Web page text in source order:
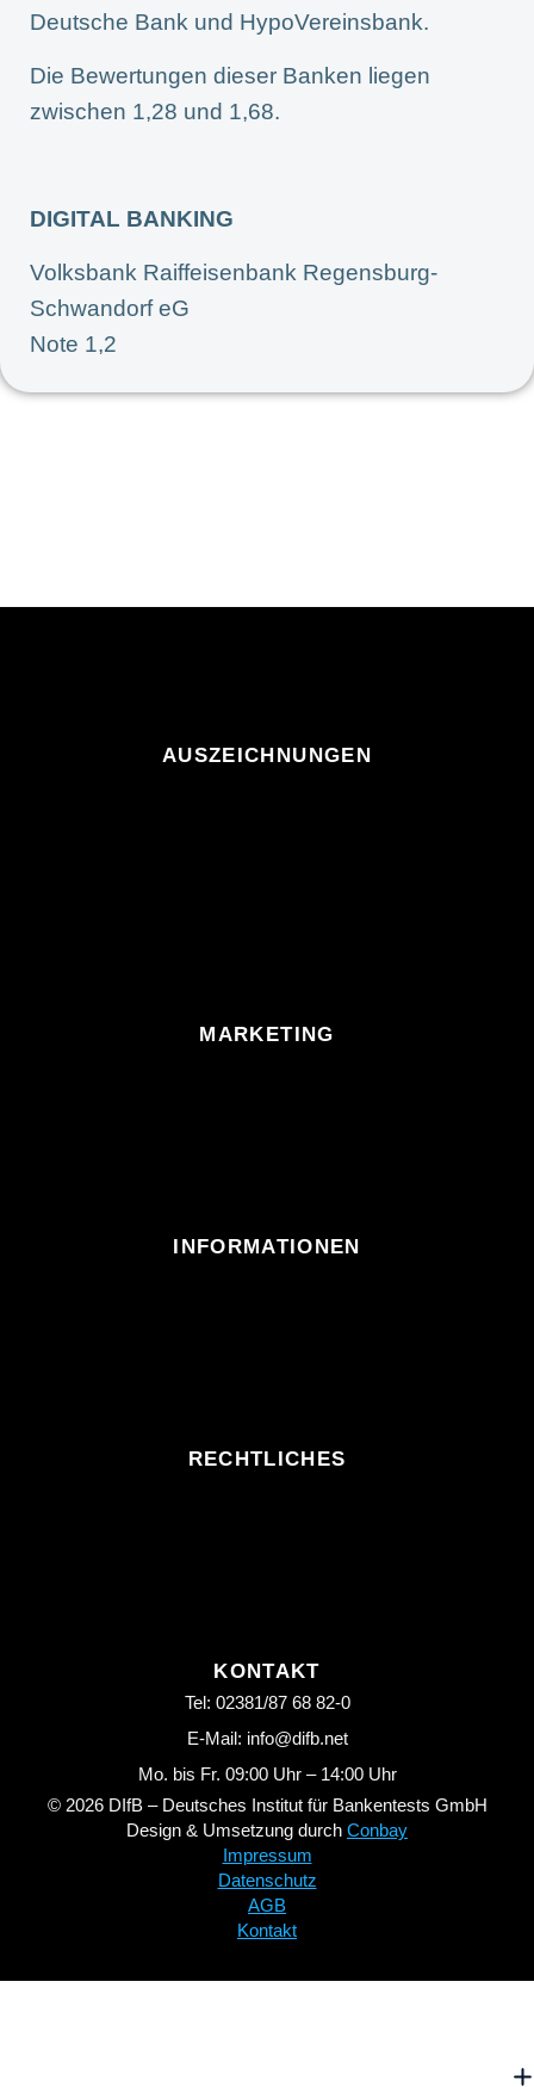
Deutsche Bank und HypoVereinsbank.
Die Bewertungen dieser Banken liegen
zwischen 1,28 und 1,68.
DIGITAL BANKING
Volksbank Raiffeisenbank Regensburg-
Schwandorf eG
Note 1,2
AUSZEICHNUNGEN
MARKETING
INFORMATIONEN
RECHTLICHES
KONTAKT
Tel: 02381/87 68 82-0
E-Mail: info@difb.net
Mo. bis Fr. 09:00 Uhr – 14:00 Uhr
© 2026 DIfB – Deutsches Institut für Bankentests GmbH
Design & Umsetzung durch Conbay
Impressum
Datenschutz
AGB
Kontakt